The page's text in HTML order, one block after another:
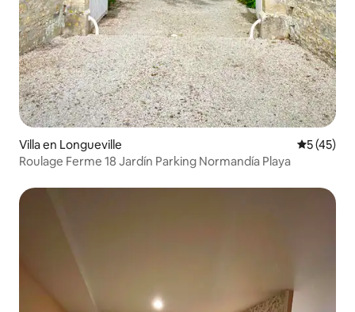
Villa en Longueville
5 (45)
Roulage Ferme 18 Jardín Parking Normandía Playa